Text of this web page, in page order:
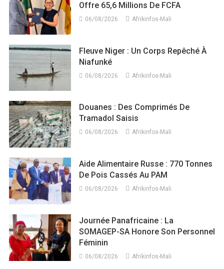
Offre 65,6 Millions De FCFA
06/08/2026 Afrikinfos-Mali
Fleuve Niger : Un Corps Repêché À
Niafunké
06/08/2026 Afrikinfos-Mali
Douanes : Des Comprimés De
Tramadol Saisis
06/08/2026 Afrikinfos-Mali
Aide Alimentaire Russe : 770 Tonnes
De Pois Cassés Au PAM
06/08/2026 Afrikinfos-Mali
Journée Panafricaine : La
SOMAGEP-SA Honore Son Personnel
Féminin
06/08/2026 Afrikinfos-Mali